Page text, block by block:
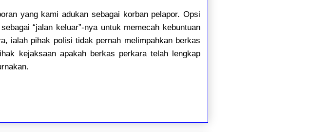
yang kami adukan sebagai korban pelapor. Opsi
“jalan keluar”-nya untuk memecah kebuntuan
ialah pihak polisi tidak pernah melimpahkan berkas
kejaksaan apakah berkas perkara telah lengkap